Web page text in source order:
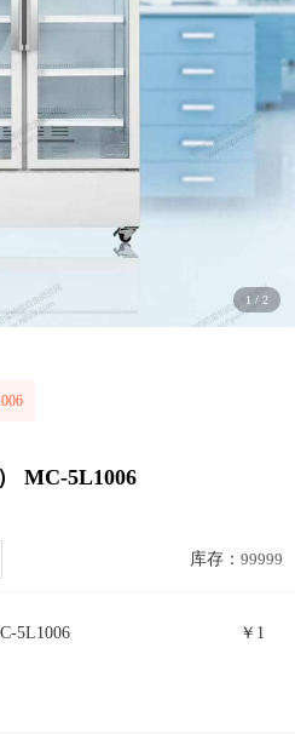
1 / 2
MC-5L1006
库存： 99999
5L1006 ￥ 1